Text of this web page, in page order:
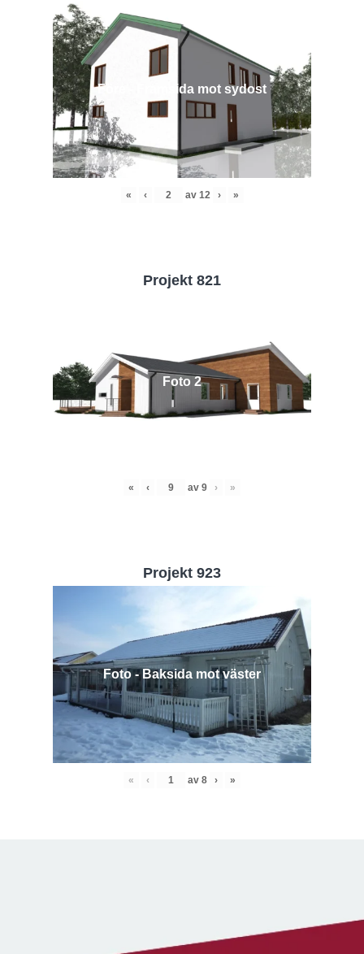
Före - Framsida mot sydost
« ‹ av 12 › »
Projekt 821
Foto 2
« ‹ av 9 › »
Projekt 923
Foto - Baksida mot väster
« ‹ av 8 › »